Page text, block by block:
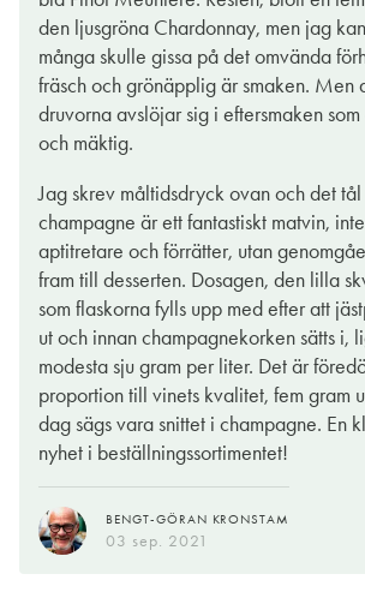
den ljusgröna Chardonnay, men jag
många skulle gissa på det omvända
fräsch och grönäpplig är smaken. Men
druvorna avslöjar sig i eftersmaken
och mäktig.
Jag skrev måltidsdryck ovan och det
champagne är ett fantastiskt matvin,
aptitretare och förrätter, utan
fram till desserten. Dosagen, den lilla
som flaskorna fylls upp med efter att
ut och innan champagnekorken sätts i,
modesta sju gram per liter. Det är
proportion till vinets kvalitet, fem gram
dag sägs vara snittet i champagne. En
nyhet i beställningssortimentet!
BENGT-GÖRAN KRONSTAM
03 sep. 2021